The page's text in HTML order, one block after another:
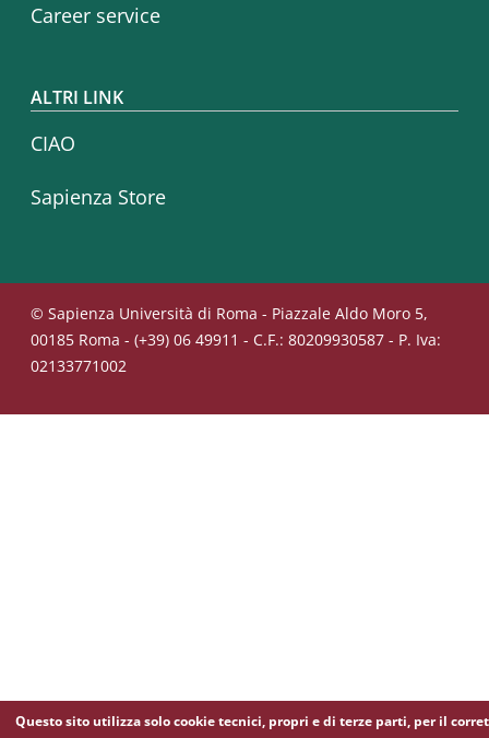
Career service
ALTRI LINK
CIAO
Sapienza Store
© Sapienza Università di Roma - Piazzale Aldo Moro 5,
00185 Roma - (+39) 06 49911 - C.F.: 80209930587 - P. Iva:
02133771002
Questo sito utilizza solo cookie tecnici, propri e di terze parti, per il